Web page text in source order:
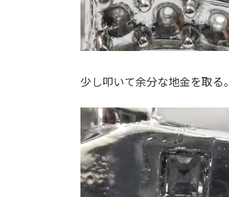
少し叩いて余分な地金を取る。